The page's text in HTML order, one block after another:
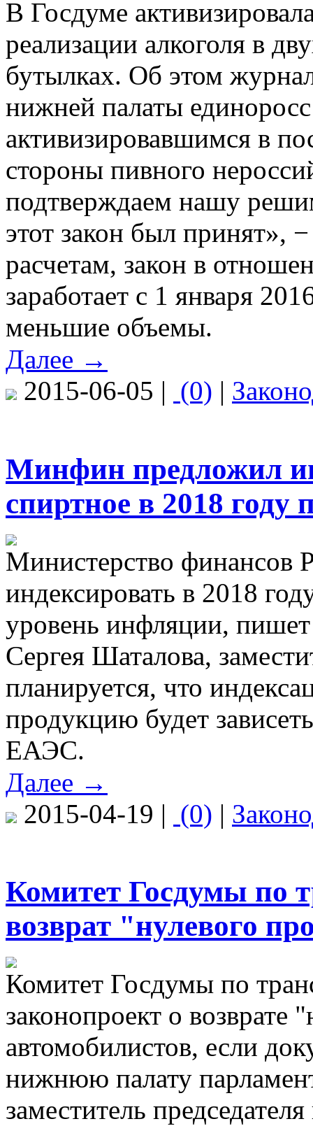
В Госдуме
реализации алкоголя в
бутылках. Об этом
нижней палаты
активизировавшимся в
стороны пивного
подтверждаем нашу
этот закон был принят»,
расчетам, закон в
заработает с 1 января
меньшие объемы.
Далее →
2015-06-05 | (0) |
Минфин предложил
спиртное в 2018 году
Министерство финансов
индексировать в 2018
уровень инфляции,
Сергея Шаталова,
планируется, что
продукцию будет
ЕАЭС.
Далее →
2015-04-19 | (0) |
Комитет Госдумы по
возврат "нулевого
Комитет Госдумы по
законопроект о возврате
автомобилистов, если
нижнюю палату
заместитель